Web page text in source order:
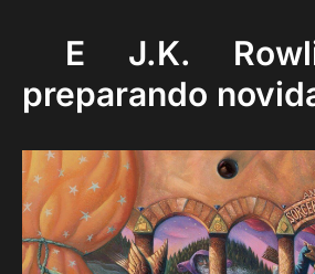
E J.K.
preparando